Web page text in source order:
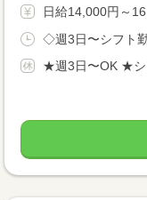
日給14,000円～
◇週3日〜シフト
★週3日〜OK ★シ